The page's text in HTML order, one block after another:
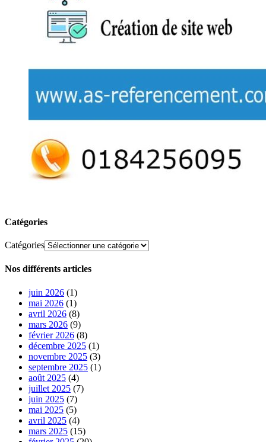
Catégories
Catégories
Nos différents articles
juin 2026 (1)
mai 2026 (1)
avril 2026 (8)
mars 2026 (9)
février 2026 (8)
décembre 2025 (1)
novembre 2025 (3)
septembre 2025 (1)
août 2025 (4)
juillet 2025 (7)
juin 2025 (7)
mai 2025 (5)
avril 2025 (4)
mars 2025 (15)